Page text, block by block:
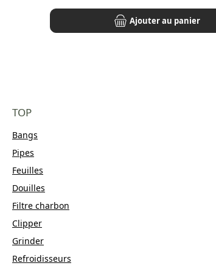
Ajouter au panier
TOP
Bangs
Pipes
Feuilles
Douilles
Filtre charbon
Clipper
Grinder
Refroidisseurs